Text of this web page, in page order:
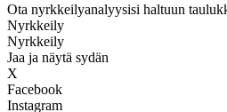
Ota nyrkkeilyanalyysisi haltuun
Nyrkkeily
Nyrkkeily
Jaa ja näytä sydän
X
Facebook
Instagram